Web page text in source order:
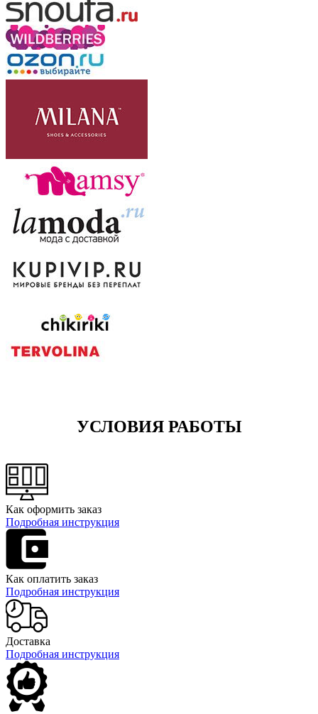
УСЛОВИЯ РАБОТЫ
Как оформить заказ
Подробная инструкция
Как оплатить заказ
Подробная инструкция
Доставка
Подробная инструкция